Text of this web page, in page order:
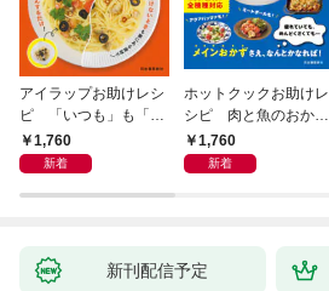
アイラップお助けレシ
ピ 「いつも」も「も
しも」もおいしい！
1,760
新着
ホットクックお助けレ
シピ 肉と魚のおか
ず 少ない材料＆調味
料で、あとはスイッチ
1,760
新着
新刊配信予定